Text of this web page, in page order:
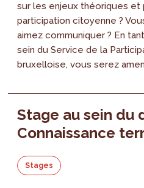
sur les enjeux théoriques et
participation citoyenne ?
aimez communiquer ? En
sein du Service de la
bruxelloise, vous serez
Stage au sein du
Connaissance
Stages